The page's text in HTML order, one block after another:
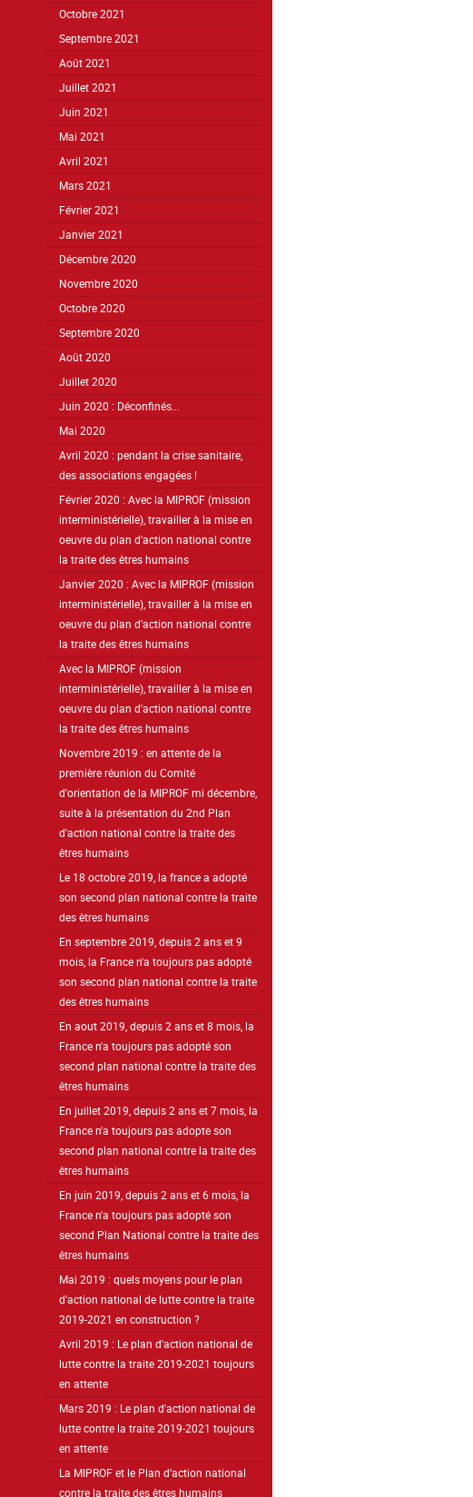
Octobre 2021
Septembre 2021
Août 2021
Juillet 2021
Juin 2021
Mai 2021
Avril 2021
Mars 2021
Février 2021
Janvier 2021
Décembre 2020
Novembre 2020
Octobre 2020
Septembre 2020
Août 2020
Juillet 2020
Juin 2020 : Déconfinés...
Mai 2020
Avril 2020 : pendant la crise sanitaire,
des associations engagées !
Février 2020 : Avec la MIPROF (mission
interministérielle), travailler à la mise en
oeuvre du plan d'action national contre
la traite des êtres humains
Janvier 2020 : Avec la MIPROF (mission
interministérielle), travailler à la mise en
oeuvre du plan d'action national contre
la traite des êtres humains
Avec la MIPROF (mission
interministérielle), travailler à la mise en
oeuvre du plan d'action national contre
la traite des êtres humains
Novembre 2019 : en attente de la
première réunion du Comité
d'orientation de la MIPROF mi décembre,
suite à la présentation du 2nd Plan
d'action national contre la traite des
êtres humains
Le 18 octobre 2019, la france a adopté
son second plan national contre la traite
des êtres humains
En septembre 2019, depuis 2 ans et 9
mois, la France n'a toujours pas adopté
son second plan national contre la traite
des êtres humains
En aout 2019, depuis 2 ans et 8 mois, la
France n'a toujours pas adopté son
second plan national contre la traite des
êtres humains
En juillet 2019, depuis 2 ans et 7 mois, la
France n'a toujours pas adopte son
second plan national contre la traite des
êtres humains
En juin 2019, depuis 2 ans et 6 mois, la
France n'a toujours pas adopté son
second Plan National contre la traite des
êtres humains
Mai 2019 : quels moyens pour le plan
d'action national de lutte contre la traite
2019-2021 en construction ?
Avril 2019 : Le plan d'action national de
lutte contre la traite 2019-2021 toujours
en attente
Mars 2019 : Le plan d'action national de
lutte contre la traite 2019-2021 toujours
en attente
La MIPROF et le Plan d’action national
contre la traite des êtres humains